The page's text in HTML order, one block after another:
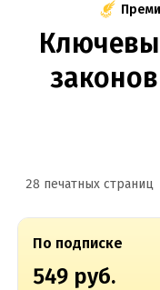
28 печатных страниц
По подписке
549 руб.